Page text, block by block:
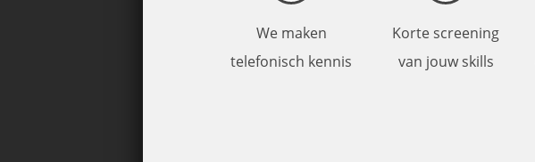
We maken
telefonisch kennis
Korte screening
van jouw skills